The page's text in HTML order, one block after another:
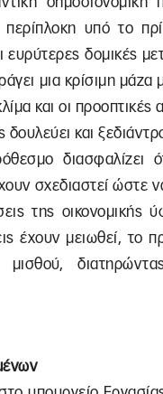
περίπλοκη υπό το
ευρύτερες δομικές
μια κρίσιμη μάζα
και οι προοπτικές
και
διασφαλίζει
σχεδιαστεί
της
έχουν μειωθεί, το